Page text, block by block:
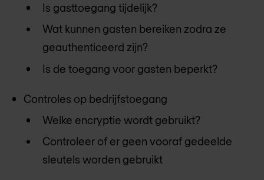
Is gasttoegang tijdelijk?
Wat kunnen gasten bereiken zodra ze
geauthenticeerd zijn?
Is de toegang voor gasten beperkt?
Controles op bedrijfstoegang
Welke encryptie wordt gebruikt?
Controleer of er geen vooraf gedeelde
sleutels worden gebruikt